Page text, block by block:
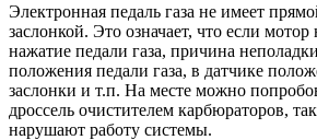
Электронная педаль газа не имеет
заслонкой. Это означает, что если мотор
нажатие педали газа, причина
положения педали газа, в датчике
заслонки и т.п. На месте можно
дроссель очистителем карбюраторов,
нарушают работу системы.